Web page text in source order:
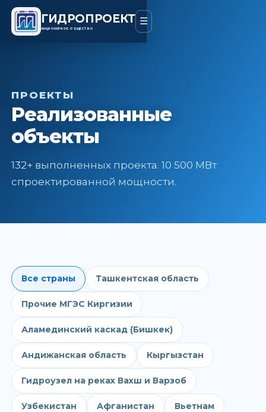
ГИДРОПРОЕКТ
АКЦИОНЕРНОЕ ОБЩЕСТВО
☰
ПРОЕКТЫ
Реализованные
объекты
132+ выполненных проекта. 10 500 МВт
спроектированной мощности.
Все страны Ташкентская область
Прочие МГЭС Киргизии
Аламединский каскад (Бишкек)
Андижанская область Кыргызстан
Гидроузел на реках Вахш и Варзоб
Узбекистан Афганистан Вьетнам